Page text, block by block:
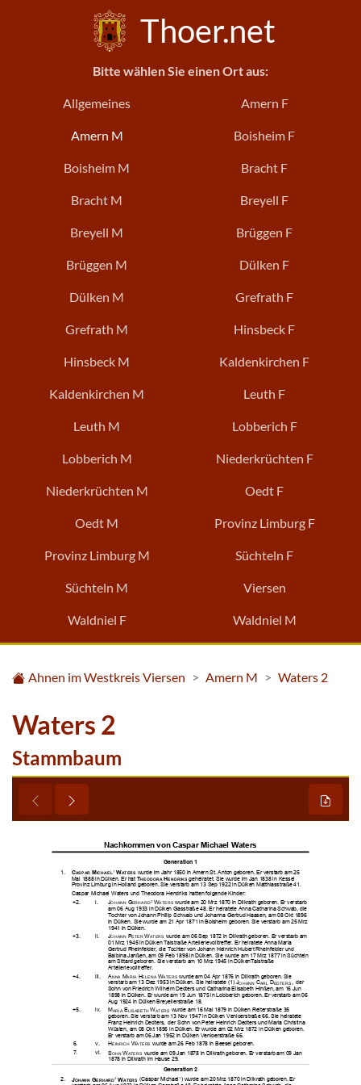
Thoer.net
Bitte wählen Sie einen Ort aus:
Allgemeines Amern F
Amern M Boisheim F
Boisheim M Bracht F
Bracht M Breyell F
Breyell M Brüggen F
Brüggen M Dülken F
Dülken M Grefrath F
Grefrath M Hinsbeck F
Hinsbeck M Kaldenkirchen F
Kaldenkirchen M Leuth F
Leuth M Lobberich F
Lobberich M Niederkrüchten F
Niederkrüchten M Oedt F
Oedt M Provinz Limburg F
Provinz Limburg M Süchteln F
Süchteln M Viersen
Waldniel F Waldniel M
Ahnen im Westkreis Viersen Amern M Waters 2
Waters 2
Stammbaum


      

    



     





     






       

       




     






   

   




       
